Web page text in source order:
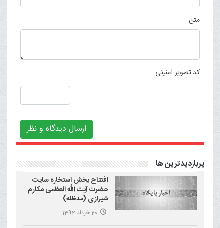
متن
کد تصویر امنیتی
ارسال دیدگاه و نظر
پربازدیدترین ها
افتتاح بخش استخاره سایت
حضرت آیت الله العظمی مکارم
شیرازی (مدظله)
20 خرداد 1392